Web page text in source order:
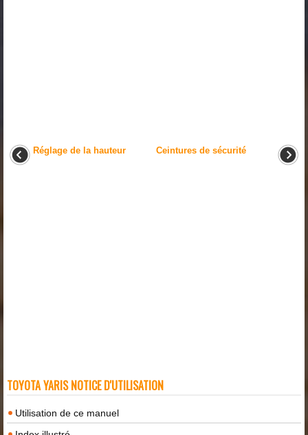
Réglage de la hauteur Ceintures de sécurité
TOYOTA YARIS NOTICE D'UTILISATION
Utilisation de ce manuel